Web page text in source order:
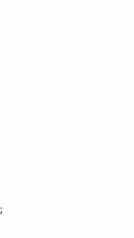
;